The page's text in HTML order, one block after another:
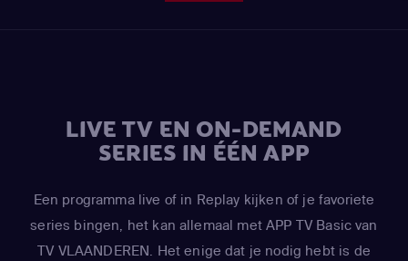
LIVE TV EN ON-DEMAND
SERIES IN ÉÉN APP
Een programma live of in Replay kijken of je favoriete
series bingen, het kan allemaal met APP TV Basic van
TV VLAANDEREN. Het enige dat je nodig hebt is de